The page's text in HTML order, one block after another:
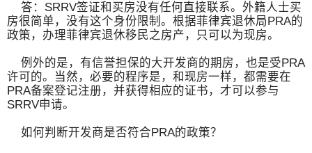
答：SRRV签证和买房没有任何直接联系。外籍人士买
房很简单，没有这个身份限制。根据菲律宾退休局PRA的
政策，办理菲律宾退休移民之房产，只可以为现房。
例外的是，有信誉担保的大开发商的期房，也是受PRA
许可的。当然，必要的程序是，和现房一样，都需要在
PRA备案登记注册，并获得相应的证书，才可以参与
SRRV申请。
如何判断开发商是否符合PRA的政策？